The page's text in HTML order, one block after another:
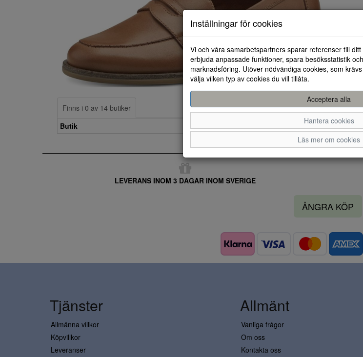
Finns i 0 av 14 butiker
Butik
LEVERANS INOM 3 DAGAR INOM SVERIGE
ÅNGRA KÖP
Inställningar för cookies
Vi och våra samarbetspartners sparar referenser till
erbjuda anpassade funktioner, spara besöksstatistik
marknadsföring. Utöver nödvändiga cookies, som
välja vilken typ av cookies du vill tillåta.
Acceptera alla
Hantera cookies
Läs mer om cookies
Tjänster
Allmänna villkor
Köpvillkor
Leveranser
Allmänt
Vanliga frågor
Om oss
Kontakta oss